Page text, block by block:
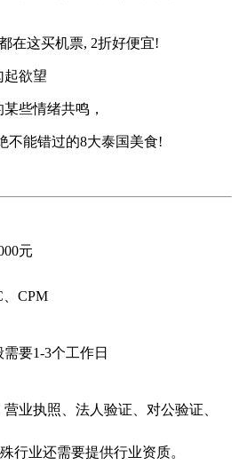
在这买机票, 2折好便宜!
起欲望
些情绪共鸣，
不能错过的8大泰国美食!
元
、CPM
需要1-3个工作日
营业执照、法人验证、对公验证、
行业还需要提供行业资质。